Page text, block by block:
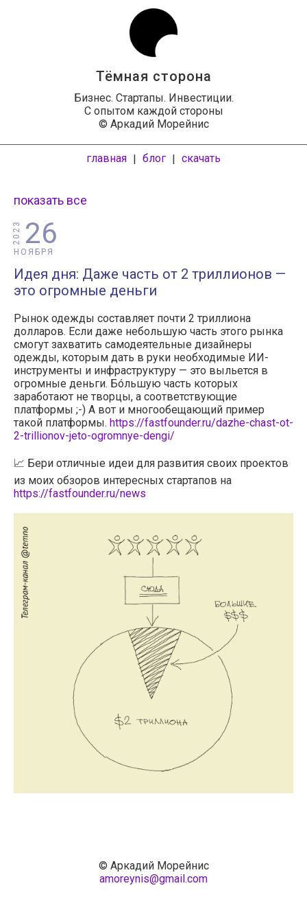
Тёмная сторона
Бизнес. Стартапы. Инвестиции.
С опытом каждой стороны
© Аркадий Морейнис
главная | блог | скачать
показать все
26
НОЯБРЯ
2023
Идея дня: Даже часть от 2 триллионов —
это огромные деньги
Рынок одежды составляет почти 2 триллиона
долларов. Если даже небольшую часть этого рынка
смогут захватить самодеятельные дизайнеры
одежды, которым дать в руки необходимые ИИ-
инструменты и инфраструктуру — это выльется в
огромные деньги. Бóльшую часть которых
заработают не творцы, а соответствующие
платформы ;-) А вот и многообещающий пример
такой платформы. https://fastfounder.ru/dazhe-chast-ot-
2-trillionov-jeto-ogromnye-dengi/
📈 Бери отличные идеи для развития своих проектов
из моих обзоров интересных стартапов на
https://fastfounder.ru/news
© Аркадий Морейнис
amoreynis@gmail.com